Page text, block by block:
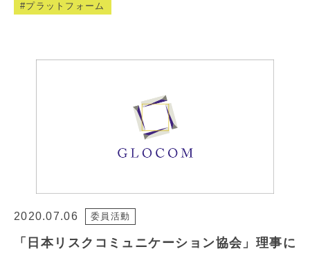
プラットフォーム
2020.07.06 委員活動
「日本リスクコミュニケーション協会」理事に